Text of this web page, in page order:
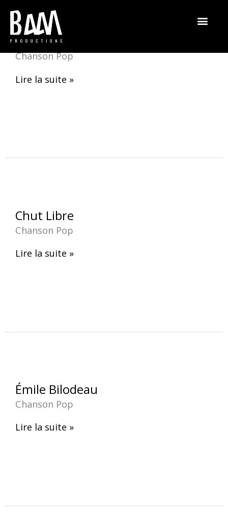
contenu
chut oscar
Chanson Pop
chut
Lire la suite »
Chut Libre
Chanson Pop
Chut
Libre
Lire la suite »
Émile Bilodeau
Chanson Pop
Émile
Bilodeau
Lire la suite »